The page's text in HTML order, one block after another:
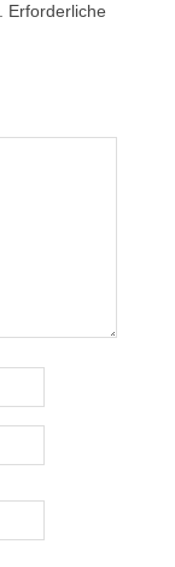
Erforderliche